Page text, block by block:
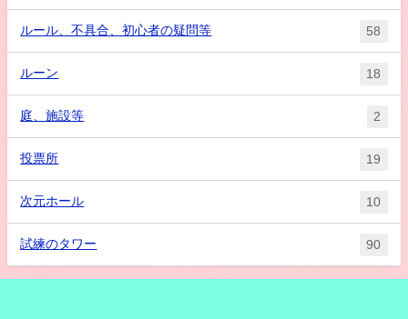
ルール、不具合、初心者の疑問等 58
ルーン 18
庭、施設等 2
投票所 19
次元ホール 10
試練のタワー 90